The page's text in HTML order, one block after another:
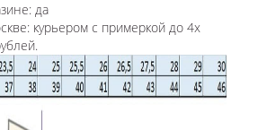
да
курьером с примеркой до 4х